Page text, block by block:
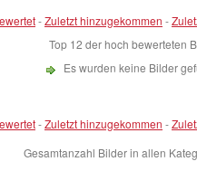
-Zuletzt hinzugekommen -
Top 12 der hoch bewerteten
Es wurden keine Bilder
-Zuletzt hinzugekommen -
Gesamtanzahl Bilder in allen